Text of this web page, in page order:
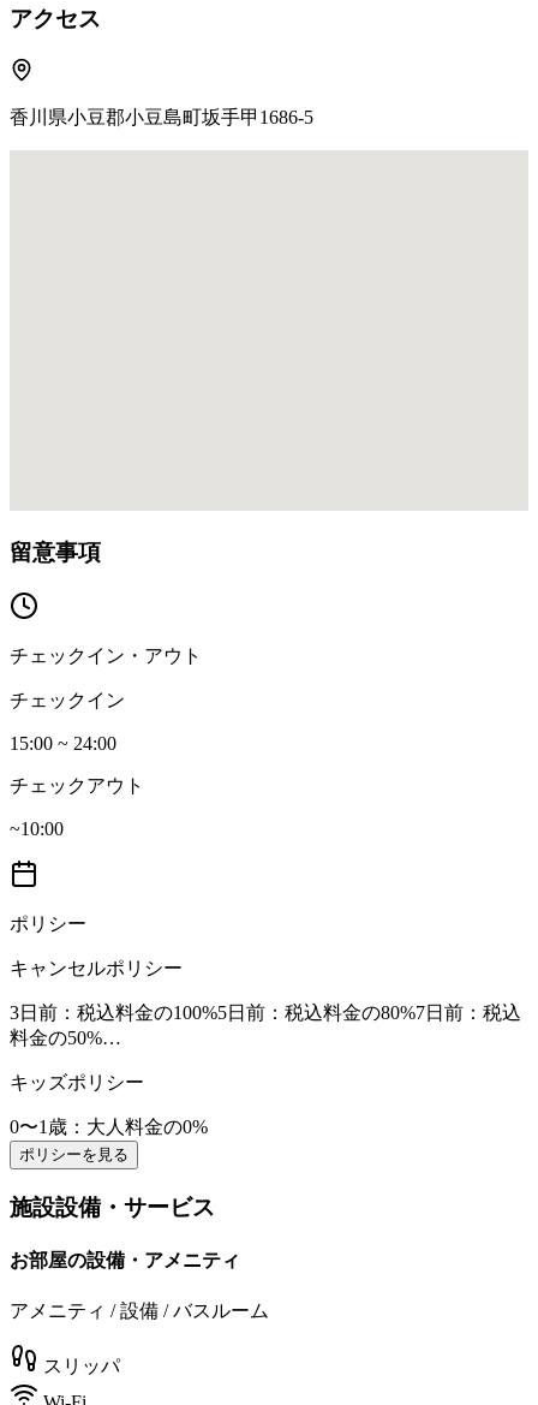
アクセス
香川県小豆郡小豆島町坂手甲1686-5
留意事項
チェックイン・アウト
チェックイン
15:00 ~ 24:00
チェックアウト
~10:00
ポリシー
キャンセルポリシー
3日前 ：税込料金の100%5日前 ：税込料金の80%7日前 ：税込
料金の50%…
キッズポリシー
0〜1歳 ：大人料金の0%
ポリシーを見る
施設設備・サービス
お部屋の設備・アメニティ
アメニティ / 設備 / バスルーム
スリッパ